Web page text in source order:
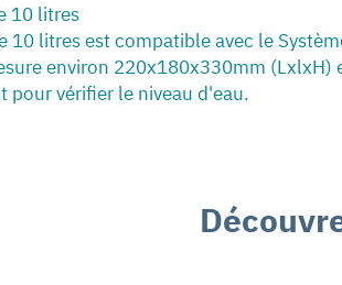
10 litres
10 litres est compatible avec le
environ 220x180x330mm (LxlxH)
pour vérifier le niveau d'eau.